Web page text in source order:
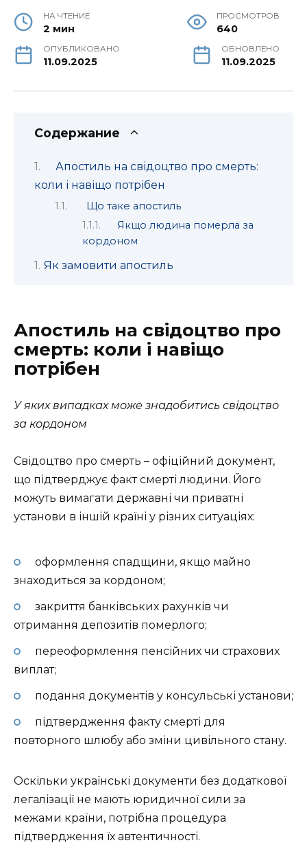
НА ЧТЕНИЕ
2 мин
ПРОСМОТРОВ
640
ОПУБЛИКОВАНО
11.09.2025
ОБНОВЛЕНО
11.09.2025
Содержание
Апостиль на свідоцтво про смерть:
коли і навіщо потрібен
Що таке апостиль
Якщо людина померла за
кордоном
Як замовити апостиль
Апостиль на свідоцтво про
смерть: коли і навіщо
потрібен
У яких випадках може знадобитись свідоцтво
за кордоном
Свідоцтво про смерть – офіційний документ,
що підтверджує факт смерті людини. Його
можуть вимагати державні чи приватні
установи в іншій країні у різних ситуаціях:
оформлення спадщини, якщо майно
знаходиться за кордоном;
закриття банківських рахунків чи
отримання депозитів померлого;
переоформлення пенсійних чи страхових
виплат;
подання документів у консульські установи;
підтвердження факту смерті для
повторного шлюбу або зміни цивільного стану.
Оскільки українські документи без додаткової
легалізації не мають юридичної сили за
межами країни, потрібна процедура
підтвердження їх автентичності.